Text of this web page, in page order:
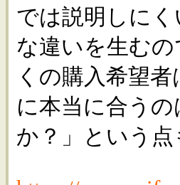
では説明しに
な違いを生む
くの購入希望
に本当に合う
か？」という